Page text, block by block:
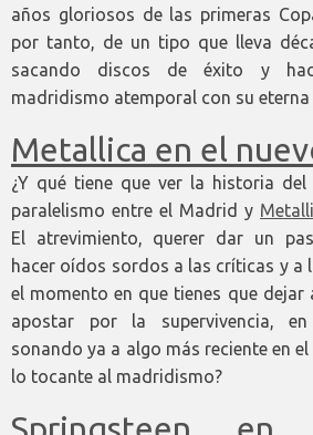
años gloriosos de las primeras
por tanto, de un tipo que lleva
sacando discos de éxito y
madridismo atemporal con su eterna
Metallica en el
¿Y qué tiene que ver la historia del
paralelismo entre el Madrid y
El atrevimiento, querer dar un
hacer oídos sordos a las críticas y a
el momento en que tienes que
apostar por la supervivencia,
sonando ya a algo más reciente en
lo tocante al madridismo?